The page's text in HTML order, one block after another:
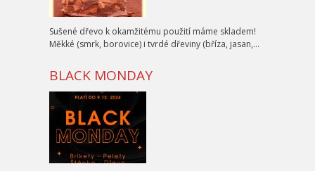
Sušené dřevo k okamžitému použití máme skladem!
Měkké (smrk, borovice) i tvrdé dřeviny (bříza, jasan,…
BLACK MONDAY